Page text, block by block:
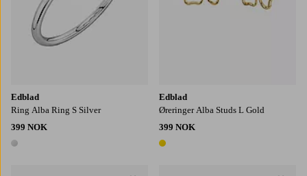
Edblad
Ring Alba Ring S Silver
399 NOK
1 farge
Edblad
Øreringer Alba Studs L Gold
399 NOK
1 farge